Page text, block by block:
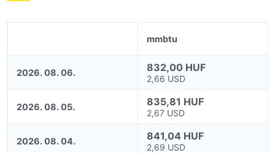
mmbtu
2026. 08. 06. 832,00 HUF
2,66 USD
2026. 08. 05. 835,81 HUF
2,67 USD
2026. 08. 04. 841,04 HUF
2,69 USD